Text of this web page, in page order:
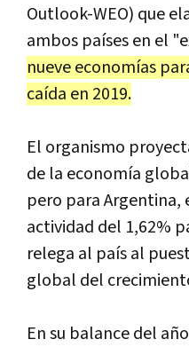
Outlook-WEO) que
ambos países en el
nueve economías
caída en 2019.
El organismo
de la economía
pero para Argentina,
actividad del 1,62%
relega al país al
global del
En su balance del